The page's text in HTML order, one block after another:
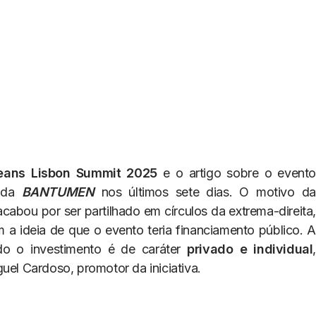
Lisbon Summit 2025e o artigo sobre o evento
BANTUMENnos últimos sete dias. O motivo da
por ser partilhado em círculos da extrema-direita,
a ideia de que o evento teria financiamento público. A
o investimento é de caráter privado e individual,
Cardoso, promotor da iniciativa.